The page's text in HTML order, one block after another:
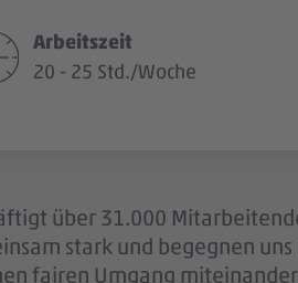
Arbeitszeit
20 - 25 Std./Woche
über 31.000
stark und begegnen
fairen Umgang